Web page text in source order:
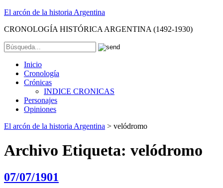
El arcón de la historia Argentina
CRONOLOGÍA HISTÓRICA ARGENTINA (1492-1930)
Inicio
Cronología
Crónicas
INDICE CRONICAS
Personajes
Opiniones
El arcón de la historia Argentina > velódromo
Archivo Etiqueta: velódromo
07/07/1901